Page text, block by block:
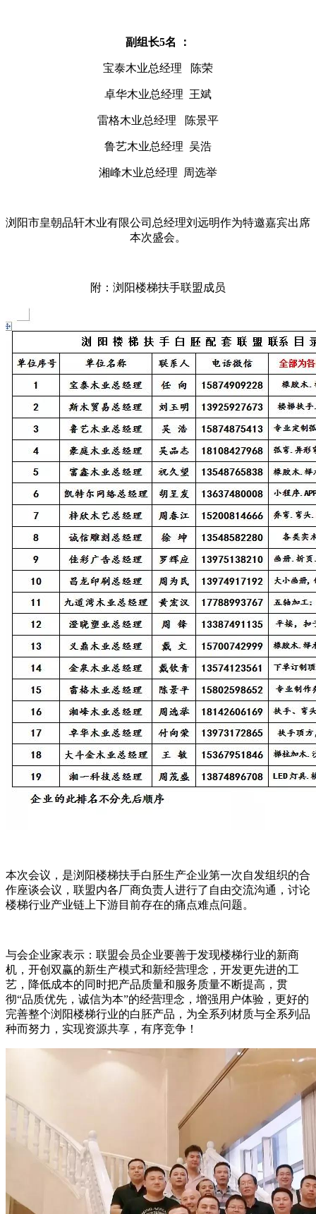
副组长5名 ：
宝泰木业总经理 陈荣
卓华木业总经理 王斌
雷格木业总经理 陈景平
鲁艺木业总经理 吴浩
湘峰木业总经理 周选举
浏阳市皇朝品轩木业有限公司总经理刘远明作为特邀嘉宾出席
本次盛会。
附：浏阳楼梯扶手联盟成员
本次会议，是浏阳楼梯扶手白胚生产企业第一次自发组织的合
作座谈会议，联盟内各厂商负责人进行了自由交流沟通，讨论
楼梯行业产业链上下游目前存在的痛点难点问题。
与会企业家表示：联盟会员企业要善于发现楼梯行业的新商
机，开创双赢的新生产模式和新经营理念，开发更先进的工
艺，降低成本的同时把产品质量和服务质量不断提高，贯
彻“品质优先，诚信为本”的经营理念，增强用户体验，更好的
完善整个浏阳楼梯行业的白胚产品，为全系列材质与全系列品
种而努力，实现资源共享，有序竞争！